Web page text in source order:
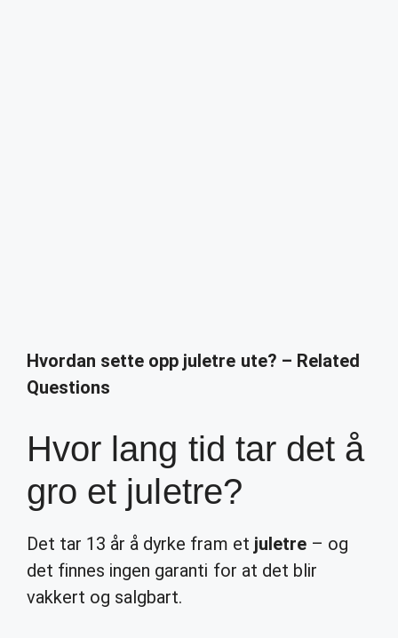
Hvordan sette opp juletre ute? – Related
Questions
Hvor lang tid tar det å
gro et juletre?
Det tar 13 år å dyrke fram et juletre– og
det finnes ingen garanti for at det blir
vakkert og salgbart.